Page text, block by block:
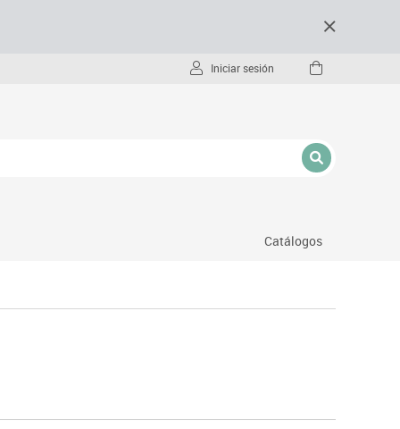
Iniciar sesión
Catálogos